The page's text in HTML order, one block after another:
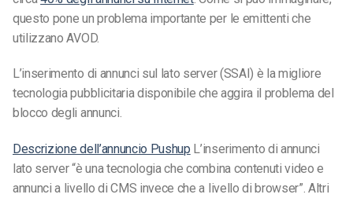
questo pone un problema importante per le emittenti che
utilizzano AVOD.
L’inserimento di annunci sul lato server (SSAI) è la migliore
tecnologia pubblicitaria disponibile che aggira il problema del
blocco degli annunci.
Descrizione dell’annuncio Pushup L’inserimento di annunci
lato server “è una tecnologia che combina contenuti video e
annunci a livello di CMS invece che a livello di browser”. Altri